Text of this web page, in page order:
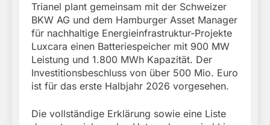
Trianel plant gemeinsam mit der Schweizer
BKW AG und dem Hamburger Asset Manager
für nachhaltige Energieinfrastruktur-Projekte
Luxcara einen Batteriespeicher mit 900 MW
Leistung und 1.800 MWh Kapazität. Der
Investitionsbeschluss von über 500 Mio. Euro
ist für das erste Halbjahr 2026 vorgesehen.
Die vollständige Erklärung sowie eine Liste